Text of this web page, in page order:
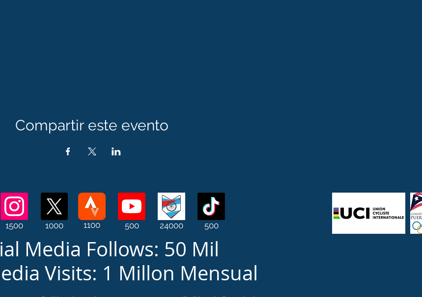
Compartir este evento
1500 1000 1100 500 24000 500
Media Follows: 50 Mil
Visits: 1 Millon Mensual